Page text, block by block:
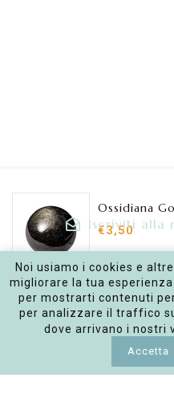
Ossidiana
€3,50
AGGIUNGI AL CARRELLO
Iscriviti alla
Inserisci
FacebookInstagram
Link
Noi usiamo i cookies e
migliorare la tua
per mostrarti contenuti
per analizzare il traffico
dove arrivano i nostri
Accetta